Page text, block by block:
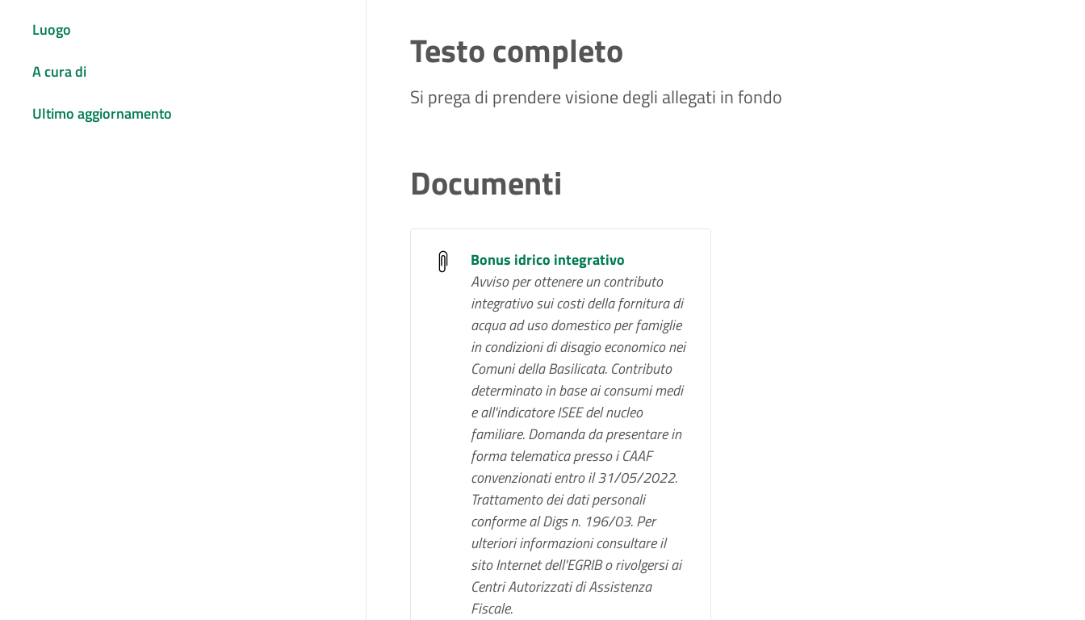
Luogo
A cura di
Ultimo aggiornamento
Testo completo
Si prega di prendere visione degli allegati in fondo
Documenti
Bonus idrico integrativo
Avviso per ottenere un contributo
integrativo sui costi della fornitura di
acqua ad uso domestico per famiglie
in condizioni di disagio economico nei
Comuni della Basilicata. Contributo
determinato in base ai consumi medi
e all'indicatore ISEE del nucleo
familiare. Domanda da presentare in
forma telematica presso i CAAF
convenzionati entro il 31/05/2022.
Trattamento dei dati personali
conforme al Digs n. 196/03. Per
ulteriori informazioni consultare il
sito Internet dell'EGRIB o rivolgersi ai
Centri Autorizzati di Assistenza
Fiscale.